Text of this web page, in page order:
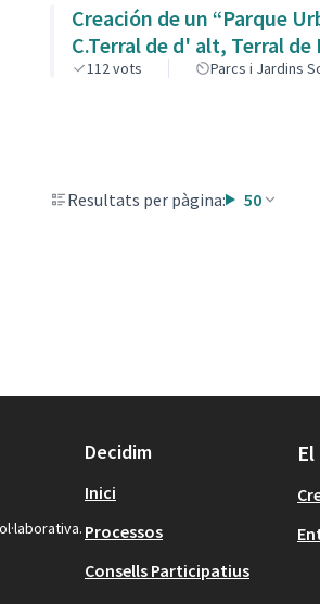
Creación de un “Parque
C.Terral de d' alt, Terral de
112vots Parcs i Jardins
Resultats per pàgina: 50
Decidim
Inici
Processos
Consells Participatius